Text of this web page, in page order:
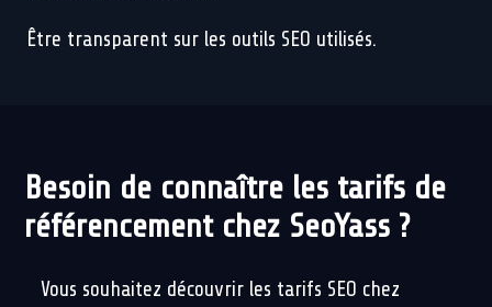
Être transparent sur les outils SEO utilisés.
Besoin de connaître les tarifs de
référencement chez SeoYass ?
Vous souhaitez découvrir les tarifs SEO chez